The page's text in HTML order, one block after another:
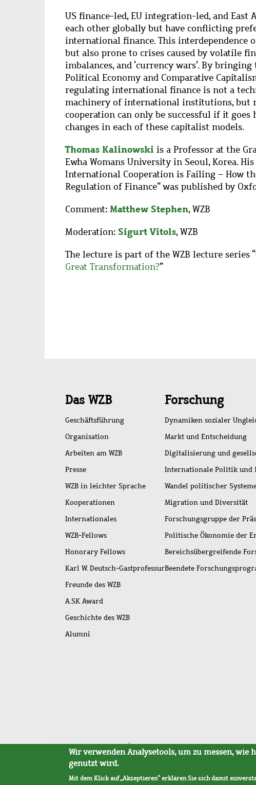
US finance-led, EU integration-led, and
each other globally but have conflicting
international finance. This interdependence
but also prone to crises caused by volatile
imbalances, and ‘currency wars’. By
Political Economy and Comparative
regulating international finance is not a
machinery of international institutions, but
cooperation can only be successful if it
changes in each of these capitalist models.
Thomas Kalinowski is a Professor at the
Ewha Womans University in Seoul, Korea.
International Cooperation is Failing – How
Regulation of Finance” was published by
Comment: Matthew Stephen, WZB
Moderation: Sigurt Vitols, WZB
The lecture is part of the WZB lecture series “
Great Transformation?”
Schnellzugriff
Das WZB
Geschäftsführung
Organisation
Arbeiten am WZB
Presse
WZB in leichter Sprache
Kooperationen
Internationales
WZB-Fellows
Honorary Fellows
Karl W. Deutsch-Gastprofessur
Freunde des WZB
A.SK Award
Geschichte des WZB
Alumni
Forschung
Dynamiken sozialer
Markt und Entscheidung
Digitalisierung und
Internationale Politik und
Wandel politischer
Migration und Diversität
Forschungsgruppe der
Politische Ökonomie der
Bereichsübergreifende
Beendete
Fußleistenmenü
SitemapBarrierefreiheitImpressumDatenschutz
Wir verwenden Analysetools, um zu messen, wie
genutzt wird.
Mit dem Klick auf „Akzeptieren“ erklären Sie sich damit